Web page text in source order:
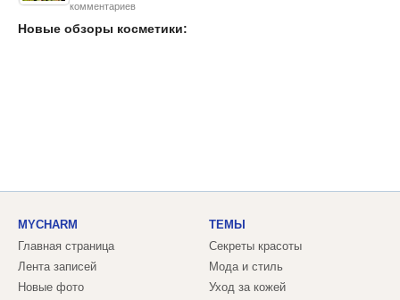
комментариев
Новые обзоры косметики:
MYCHARM
Главная страница
Лента записей
Новые фото
ТЕМЫ
Секреты красоты
Мода и стиль
Уход за кожей